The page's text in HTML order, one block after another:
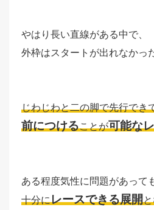
やはり長い直線がある中で、
外枠はスタートが出れなかっ
じわじわと二の脚で先行でき
前につけることが可能な
ある程度気性に問題があって
十分にレースできる展開